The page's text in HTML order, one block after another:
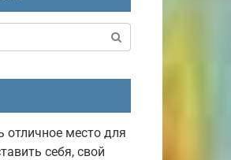
место для
себя, свой